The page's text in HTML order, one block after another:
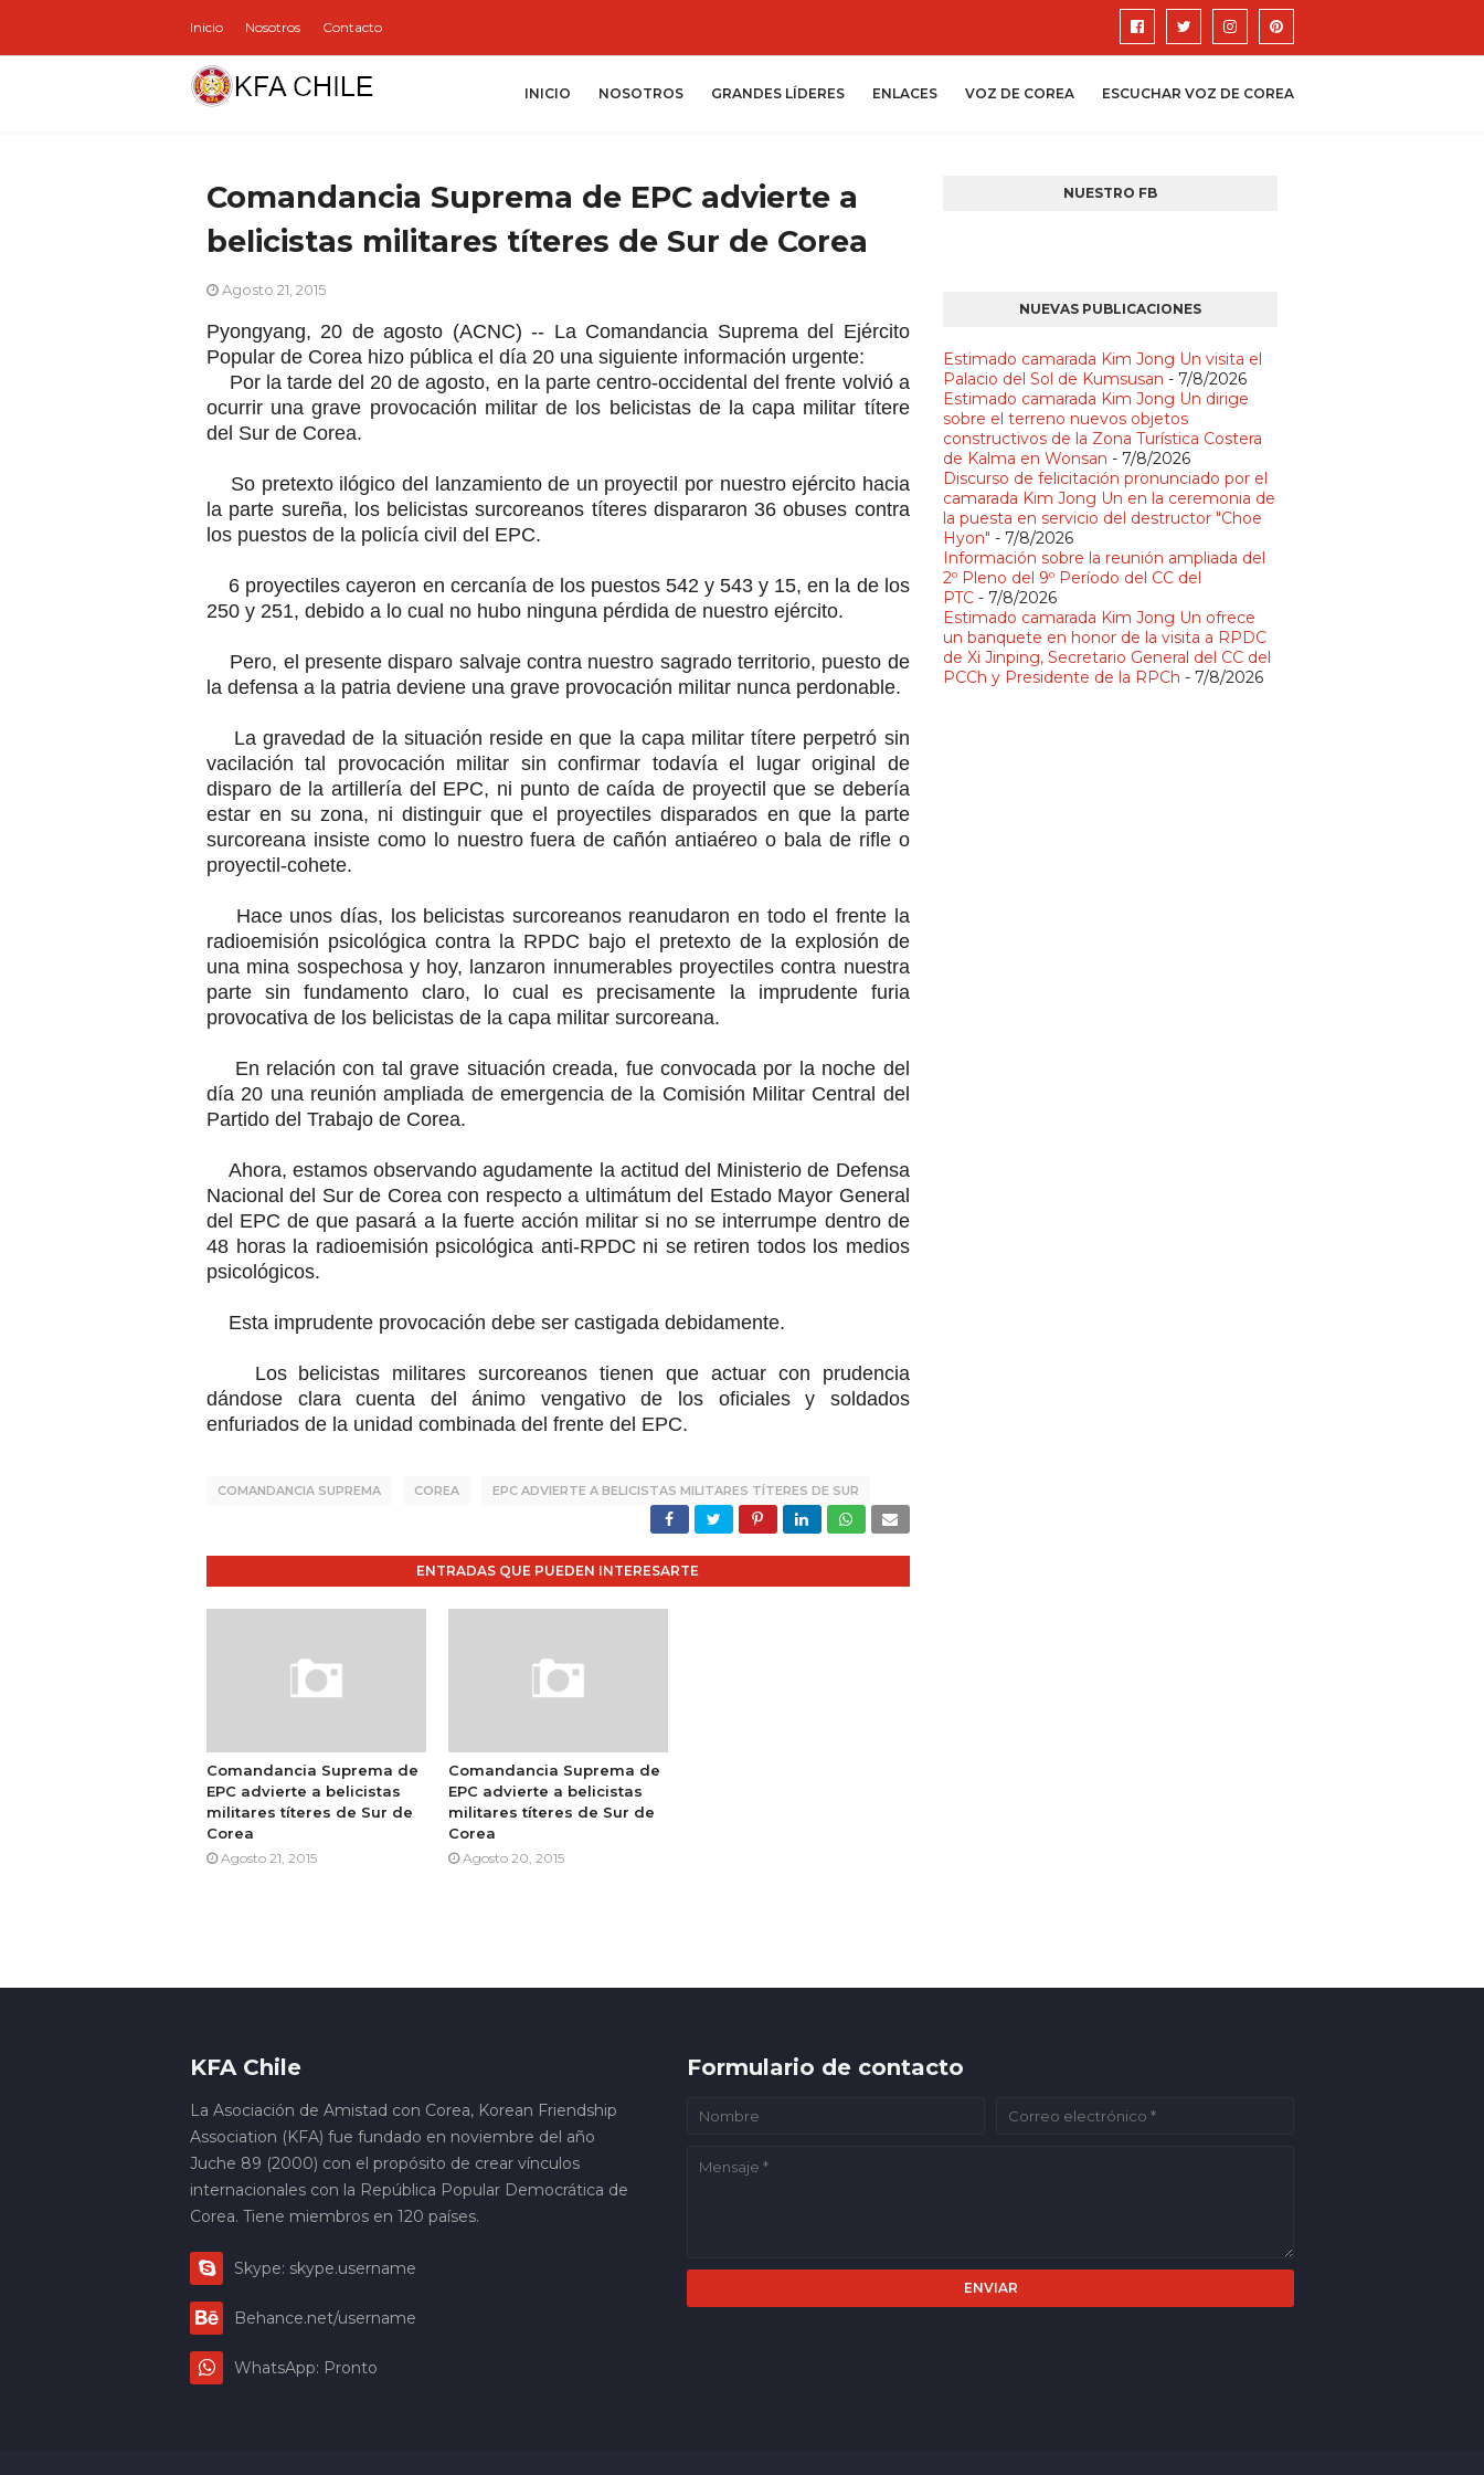
Inicio Nosotros Contacto
INICIO NOSOTROS GRANDES LÍDERES ENLACES VOZ DE COREA ESCUCHAR VOZ DE COREA
Comandancia Suprema de EPC advierte a
belicistas militares títeres de Sur de Corea
Agosto 21, 2015
Pyongyang, 20 de agosto (ACNC) -- La Comandancia Suprema del Ejército
Popular de Corea hizo pública el día 20 una siguiente información urgente:
Por la tarde del 20 de agosto, en la parte centro-occidental del frente volvió a
ocurrir una grave provocación militar de los belicistas de la capa militar títere
del Sur de Corea.
So pretexto ilógico del lanzamiento de un proyectil por nuestro ejército hacia
la parte sureña, los belicistas surcoreanos títeres dispararon 36 obuses contra
los puestos de la policía civil del EPC.
6 proyectiles cayeron en cercanía de los puestos 542 y 543 y 15, en la de los
250 y 251, debido a lo cual no hubo ninguna pérdida de nuestro ejército.
Pero, el presente disparo salvaje contra nuestro sagrado territorio, puesto de
la defensa a la patria deviene una grave provocación militar nunca perdonable.
La gravedad de la situación reside en que la capa militar títere perpetró sin
vacilación tal provocación militar sin confirmar todavía el lugar original de
disparo de la artillería del EPC, ni punto de caída de proyectil que se debería
estar en su zona, ni distinguir que el proyectiles disparados en que la parte
surcoreana insiste como lo nuestro fuera de cañón antiaéreo o bala de rifle o
proyectil-cohete.
Hace unos días, los belicistas surcoreanos reanudaron en todo el frente la
radioemisión psicológica contra la RPDC bajo el pretexto de la explosión de
una mina sospechosa y hoy, lanzaron innumerables proyectiles contra nuestra
parte sin fundamento claro, lo cual es precisamente la imprudente furia
provocativa de los belicistas de la capa militar surcoreana.
En relación con tal grave situación creada, fue convocada por la noche del
día 20 una reunión ampliada de emergencia de la Comisión Militar Central del
Partido del Trabajo de Corea.
Ahora, estamos observando agudamente la actitud del Ministerio de Defensa
Nacional del Sur de Corea con respecto a ultimátum del Estado Mayor General
del EPC de que pasará a la fuerte acción militar si no se interrumpe dentro de
48 horas la radioemisión psicológica anti-RPDC ni se retiren todos los medios
psicológicos.
Esta imprudente provocación debe ser castigada debidamente.
Los belicistas militares surcoreanos tienen que actuar con prudencia
dándose clara cuenta del ánimo vengativo de los oficiales y soldados
enfuriados de la unidad combinada del frente del EPC.
COMANDANCIA SUPREMA COREA EPC ADVIERTE A BELICISTAS MILITARES TÍTERES DE SUR
ENTRADAS QUE PUEDEN INTERESARTE
Comandancia Suprema de
EPC advierte a belicistas
militares títeres de Sur de
Corea
Agosto 21, 2015
Comandancia Suprema de
EPC advierte a belicistas
militares títeres de Sur de
Corea
Agosto 20, 2015
NUESTRO FB
NUEVAS PUBLICACIONES
Estimado camarada Kim Jong Un visita el
Palacio del Sol de Kumsusan - 7/8/2026
Estimado camarada Kim Jong Un dirige
sobre el terreno nuevos objetos
constructivos de la Zona Turística Costera
de Kalma en Wonsan - 7/8/2026
Discurso de felicitación pronunciado por el
camarada Kim Jong Un en la ceremonia de
la puesta en servicio del destructor "Choe
Hyon" - 7/8/2026
Información sobre la reunión ampliada del
2º Pleno del 9º Período del CC del
PTC- 7/8/2026
Estimado camarada Kim Jong Un ofrece
un banquete en honor de la visita a RPDC
de Xi Jinping, Secretario General del CC del
PCCh y Presidente de la RPCh - 7/8/2026
KFA Chile
La Asociación de Amistad con Corea, Korean Friendship
Association (KFA) fue fundado en noviembre del año
Juche 89 (2000) con el propósito de crear vínculos
internacionales con la República Popular Democrática de
Corea. Tiene miembros en 120 países.
Skype: skype.username
Behance.net/username
WhatsApp: Pronto
Formulario de contacto